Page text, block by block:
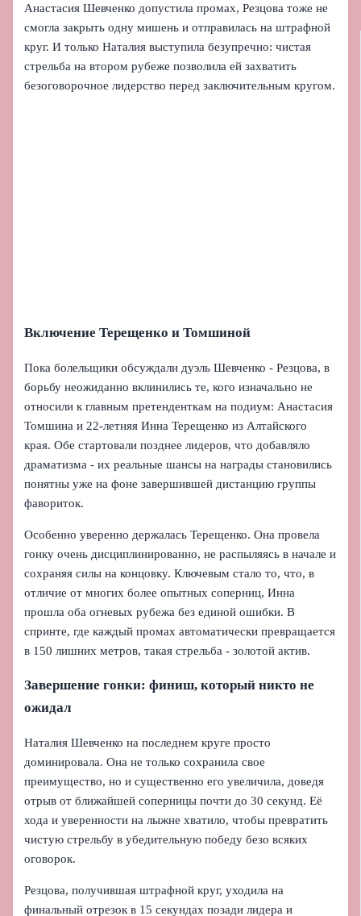
Анастасия Шевченко допустила промах, Резцова тоже не
смогла закрыть одну мишень и отправилась на штрафной
круг. И только Наталия выступила безупречно: чистая
стрельба на втором рубеже позволила ей захватить
безоговорочное лидерство перед заключительным кругом.
Включение Терещенко и Томшиной
Пока болельщики обсуждали дуэль Шевченко - Резцова, в
борьбу неожиданно вклинились те, кого изначально не
относили к главным претенденткам на подиум: Анастасия
Томшина и 22‑летняя Инна Терещенко из Алтайского
края. Обе стартовали позднее лидеров, что добавляло
драматизма - их реальные шансы на награды становились
понятны уже на фоне завершившей дистанцию группы
фавориток.
Особенно уверенно держалась Терещенко. Она провела
гонку очень дисциплинированно, не распыляясь в начале и
сохраняя силы на концовку. Ключевым стало то, что, в
отличие от многих более опытных соперниц, Инна
прошла оба огневых рубежа без единой ошибки. В
спринте, где каждый промах автоматически превращается
в 150 лишних метров, такая стрельба - золотой актив.
Завершение гонки: финиш, который никто не
ожидал
Наталия Шевченко на последнем круге просто
доминировала. Она не только сохранила свое
преимущество, но и существенно его увеличила, доведя
отрыв от ближайшей соперницы почти до 30 секунд. Её
хода и уверенности на лыжне хватило, чтобы превратить
чистую стрельбу в убедительную победу безо всяких
оговорок.
Резцова, получившая штрафной круг, уходила на
финальный отрезок в 15 секундах позади лидера и